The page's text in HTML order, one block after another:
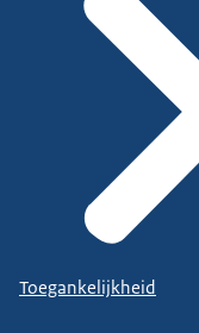
Toegankelijkheid